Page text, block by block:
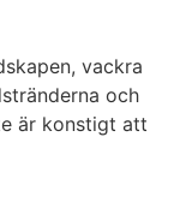
vackra
och
är konstigt att